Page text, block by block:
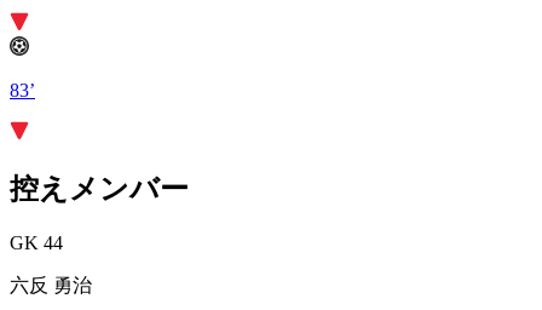
83’
控えメンバー
GK 44
六反 勇治